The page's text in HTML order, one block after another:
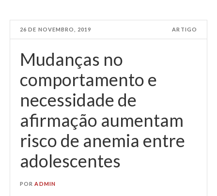
26 DE NOVEMBRO, 2019 ARTIGO
Mudanças no
comportamento e
necessidade de
afirmação aumentam
risco de anemia entre
adolescentes
PORADMIN